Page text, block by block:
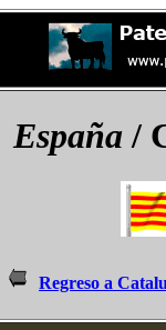
España/
Regreso a